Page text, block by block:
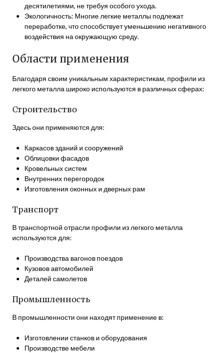
десятилетиями, не требуя особого ухода.
Экологичность: Многие легкие металлы подлежат
переработке, что способствует уменьшению негативного
воздействия на окружающую среду.
Области применения
Благодаря своим уникальным характеристикам, профили из
легкого металла широко используются в различных сферах:
Строительство
Здесь они применяются для:
Каркасов зданий и сооружений
Облицовки фасадов
Кровельных систем
Внутренних перегородок
Изготовления оконных и дверных рам
Транспорт
В транспортной отрасли профили из легкого металла
используются для:
Производства вагонов поездов
Кузовов автомобилей
Деталей самолетов
Промышленность
В промышленности они находят применение в:
Изготовлении станков и оборудования
Производстве мебели